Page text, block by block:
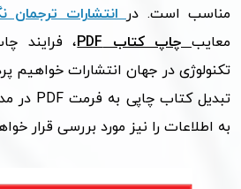
مناسب است. درانتشارات ترجمان
معایبچاپ کتاب‌PDF، فرایند
تکنولوژی در جهان انتشارات
تبدیل کتاب‌ چاپی به فرمت PDF در
به اطلاعات را نیز مورد بررسی قرار